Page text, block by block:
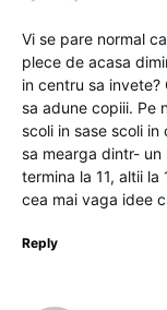
Vi se pare normal
plece de acasa
in centru sa
sa adune copiii. Pe
scoli in sase scoli
sa mearga dintr- un
termina la 11, altii la
cea mai vaga idee
Reply